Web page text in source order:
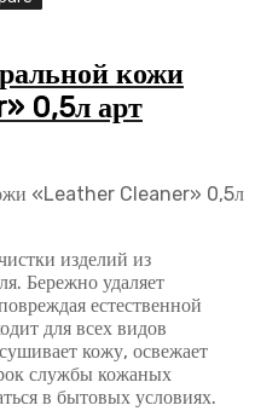
кожи
0,5л арт
«Leather Cleaner» 0,5л
изделий из
Бережно удаляет
естественной
для всех видов
кожу, освежает
службы кожаных
в бытовых условиях.